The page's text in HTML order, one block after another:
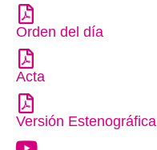
Orden del día
Acta
Versión Estenográfica